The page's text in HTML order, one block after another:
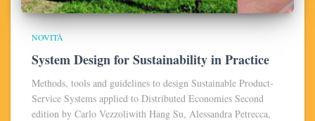
NOVITÀ
System Design for Sustainability in Practice
Methods, tools and guidelines to design Sustainable Product-
Service Systems applied to Distributed Economies Second
edition by Carlo Vezzoliwith Hang Su, Alessandra Petrecca,